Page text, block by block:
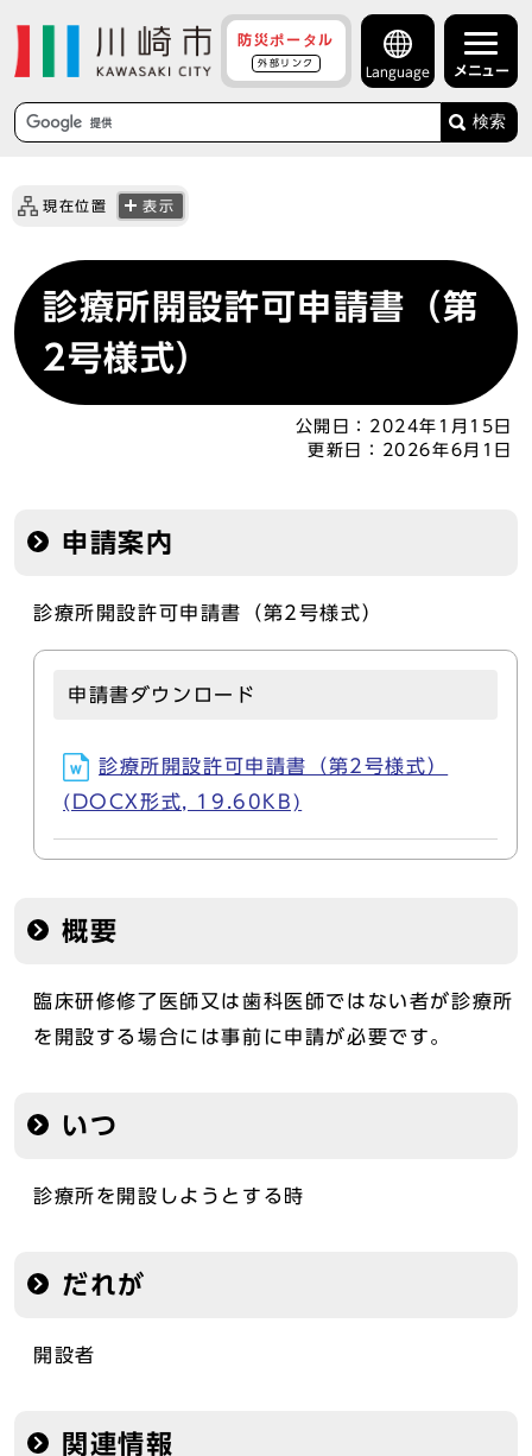
防災ポータル
外部リンク
Language メニュー
検索
現在位置 表示
診療所開設許可申請書（第
2号様式）
公開日： 2024年1月15日
更新日：
2026年6月1日
申請案内
診療所開設許可申請書（第2号様式）
申請書ダウンロード
診療所開設許可申請書（第2号様式）
(DOCX形式, 19.60KB)
概要
臨床研修修了医師又は歯科医師ではない者が診療所
を開設する場合には事前に申請が必要です。
いつ
診療所を開設しようとする時
だれが
開設者
関連情報